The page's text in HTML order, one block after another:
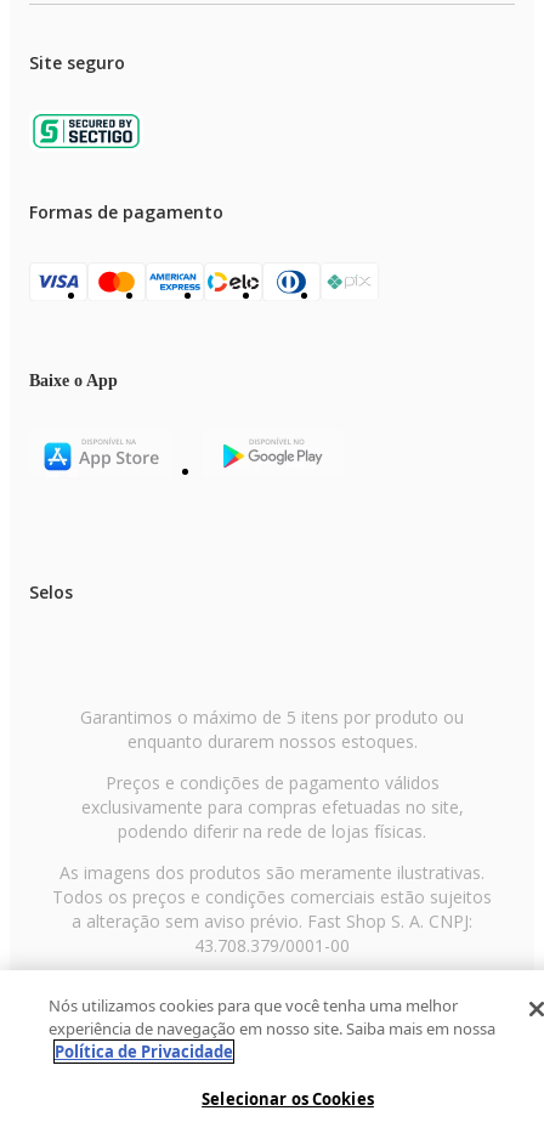
Site seguro
Formas de pagamento
Baixe o App
Selos
Garantimos o máximo de 5 itens por produto ou
enquanto durarem nossos estoques.
Preços e condições de pagamento válidos
exclusivamente para compras efetuadas no site,
podendo diferir na rede de lojas físicas.
As imagens dos produtos são meramente ilustrativas.
Todos os preços e condições comerciais estão sujeitos
a alteração sem aviso prévio. Fast Shop S. A. CNPJ:
43.708.379/0001-00
Paulo/SP, CEP 02029-001, Telefone: 11 3003-3728 ©
2013 Fast Shop - Todos os direitos reservadosRF
Nós utilizamos cookies para que você tenha uma melhor
experiência de navegação em nosso site. Saiba mais em nossa
Política de Privacidade
Selecionar os Cookies